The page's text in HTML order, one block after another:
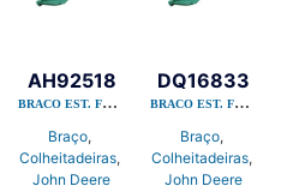
Braço,
Colheitadeiras,
John Deere
BRACO EST. FLEXIVEL
AH92518
Braço,
Colheitadeiras,
John Deere
BRACO EST. FLEXIVEL
DQ16833